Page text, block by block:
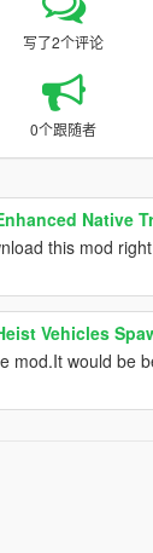
写了2个评论
0个跟随者
Native
this mod
Vehicles
mod.It would be